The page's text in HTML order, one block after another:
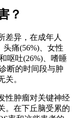
？
异，在成年人
痛(56%)、女性
呕吐(26%)、嗜睡
断的时间段与肿
关。
肿瘤对关键神经
。在下丘脑受累的